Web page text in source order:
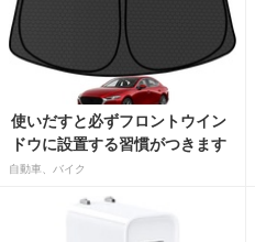
使いだすと必ずフロントウイン
ドウに設置する習慣がつきます
自動車、バイク